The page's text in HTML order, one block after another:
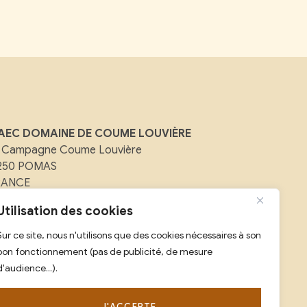
des cookies
ce site, nous n'utilisons que des cookies nécessaires à son
fonctionnement (pas de publicité, de mesure
DOMAINE DE COUME LOUVIÈRE
Campagne Coume Louvière
POMAS
: contact@domainedecoumelouviere.com
: 07 88 08 25 59